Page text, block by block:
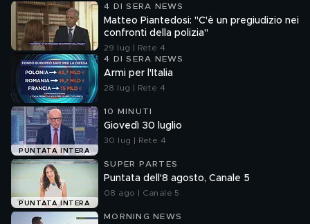
4 DI SERA NEWS
Matteo Piantedosi: "C'è un pregiudizio nei
confronti della polizia"
29 lug | Rete 4
4 DI SERA NEWS
Armi per l'Italia
28 lug | Rete 4
PUNTATA INTERA
10 MINUTI
Giovedì 30 luglio
30 lug | Rete 4
PUNTATA INTERA
SUPER PARTES
Puntata dell'8 agosto, Canale 5
08 ago | Canale 5
MORNING NEWS